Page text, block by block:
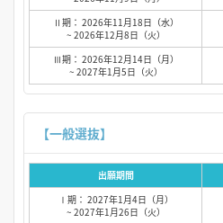
Ⅱ期： 2026年11月18日（水）
~ 2026年12月8日（火）
Ⅲ期： 2026年12月14日（月）
~ 2027年1月5日（火）
出願期間
Ⅰ期： 2027年1月4日（月）
~ 2027年1月26日（火）